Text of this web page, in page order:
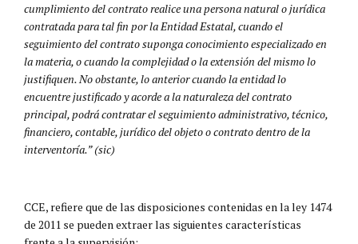
cumplimiento del contrato realice una persona natural o jurídica
contratada para tal fin por la Entidad Estatal, cuando el
seguimiento del contrato suponga conocimiento especializado en
la materia, o cuando la complejidad o la extensión del mismo lo
justifiquen. No obstante, lo anterior cuando la entidad lo
encuentre justificado y acorde a la naturaleza del contrato
principal, podrá contratar el seguimiento administrativo, técnico,
financiero, contable, jurídico del objeto o contrato dentro de la
interventoría.” (sic)
CCE, refiere que de las disposiciones contenidas en la ley 1474
de 2011 se pueden extraer las siguientes características